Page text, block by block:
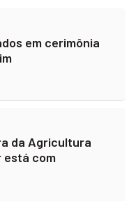
em cerimônia
da Agricultura
está com